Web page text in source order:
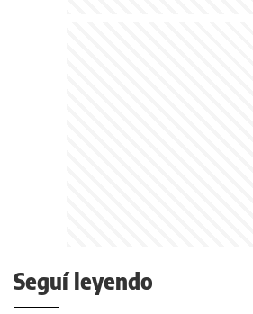
Seguí leyendo